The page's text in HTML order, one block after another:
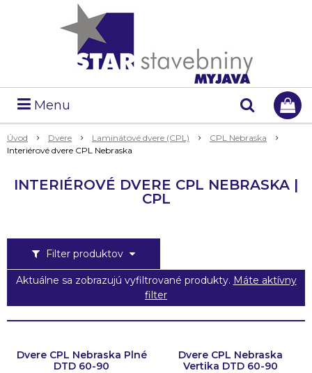
Menu
Úvod Dvere Laminátové dvere (CPL)
CPL Nebraska
Interiérové dvere CPL Nebraska
INTERIÉROVÉ DVERE CPL NEBRASKA |
CPL
Filter produktov
Aktuálne sa zobrazujú vyfiltrované produkty. Máte aktívny
filter
Dvere CPL Nebraska Plné
DTD 60-90
Dvere CPL Nebraska
Vertika DTD 60-90